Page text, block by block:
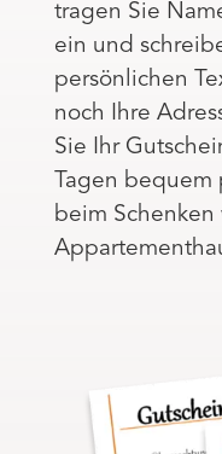
tragen Sie
ein und
persönlichen
noch Ihre
Sie Ihr
Tagen bequem
beim Schenken